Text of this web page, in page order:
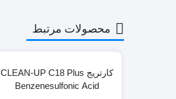
محصولات مرتبط
کارتریج CLEAN-UP C18 Plus
Benzenesulfonic Acid